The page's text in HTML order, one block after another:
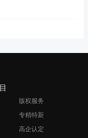
版权服务
专精特新
高企认定